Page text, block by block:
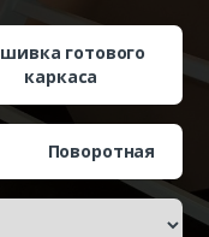
готового
каркаса
Поворотная